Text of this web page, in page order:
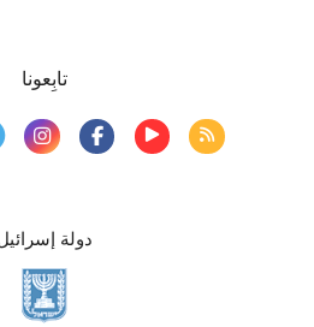
دولة إسرائيل
تابِعونا